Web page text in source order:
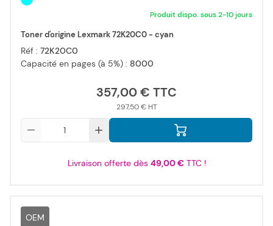
Produit dispo. sous 2-10 jours
Toner d'origine Lexmark 72K20C0 - cyan
Réf : 72K20C0
Capacité en pages (à 5%) : 8000
357,00 €
297,50 €
Livraison offerte dès 49,00 €TTC !
OEM